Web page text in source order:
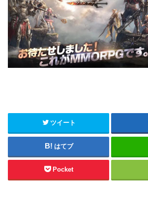
ツイート
はてブ
Pocket